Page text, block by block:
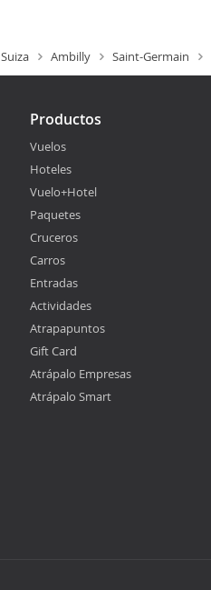
Suiza Ambilly Saint-Germain
Productos
Vuelos
Hoteles
Vuelo+Hotel
Paquetes
Cruceros
Carros
Entradas
Actividades
Atrapapuntos
Gift Card
Atrápalo Empresas
Atrápalo Smart